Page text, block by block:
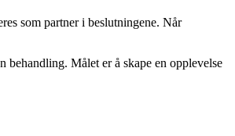
som partner i beslutningene. Når
behandling. Målet er å skape en opplevelse